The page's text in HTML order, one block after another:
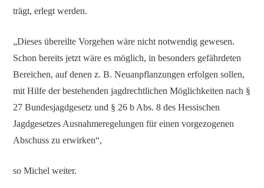
trägt, erlegt werden.
„Dieses übereilte Vorgehen wäre nicht notwendig gewesen.
Schon bereits jetzt wäre es möglich, in besonders gefährdeten
Bereichen, auf denen z. B. Neuanpflanzungen erfolgen sollen,
mit Hilfe der bestehenden jagdrechtlichen Möglichkeiten nach §
27 Bundesjagdgesetz und § 26 b Abs. 8 des Hessischen
Jagdgesetzes Ausnahmeregelungen für einen vorgezogenen
Abschuss zu erwirken“,
so Michel weiter.